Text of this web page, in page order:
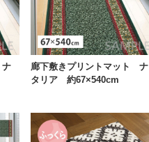
廊下敷きプリントマット ナ
タリア 約67×540cm